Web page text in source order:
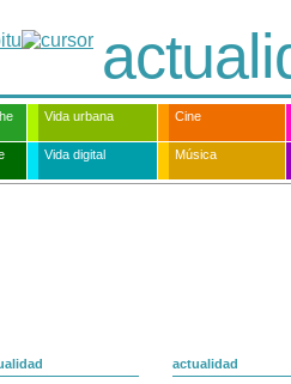
Vida urbana Cine
Vida digital Música
actualidad